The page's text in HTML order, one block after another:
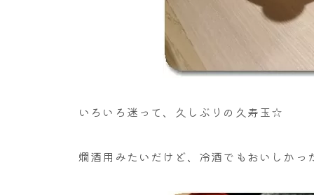
いろいろ迷って、久しぶりの久寿玉☆
燗酒用みたいだけど、冷酒でもおいしか